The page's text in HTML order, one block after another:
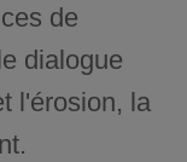
de
dialogue
l'érosion, la